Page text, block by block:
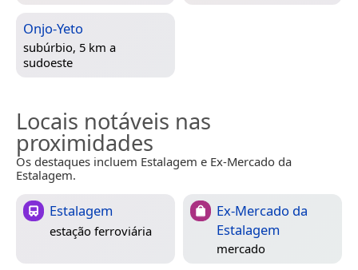
Onjo-Yeto
subúrbio, 5 km a
sudoeste
Locais notáveis nas
proximidades
Os destaques incluem Estalagem e Ex-Mercado da
Estalagem.
Estalagem
estação ferroviária
Ex-Mercado da
Estalagem
mercado